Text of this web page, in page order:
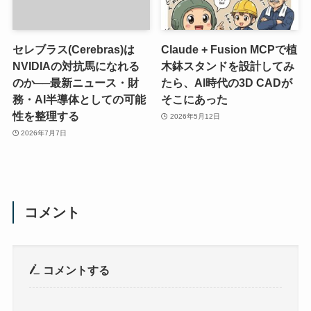
セレブラス(Cerebras)は
NVIDIAの対抗馬になれる
のか──最新ニュース・財
務・AI半導体としての可能
性を整理する
2026年7月7日
Claude + Fusion MCPで植
木鉢スタンドを設計してみ
たら、AI時代の3D CADが
そこにあった
2026年5月12日
コメント
コメントする